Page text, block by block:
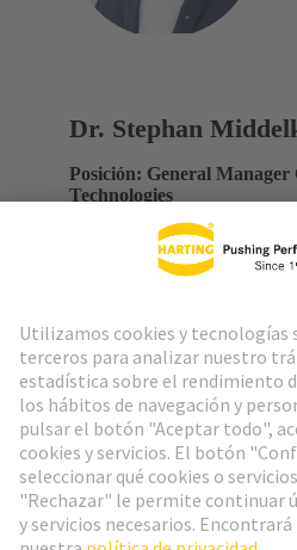
Dr. Stephan
Posición: General
Technologies
Departamento: SSU QT
Ir arriba